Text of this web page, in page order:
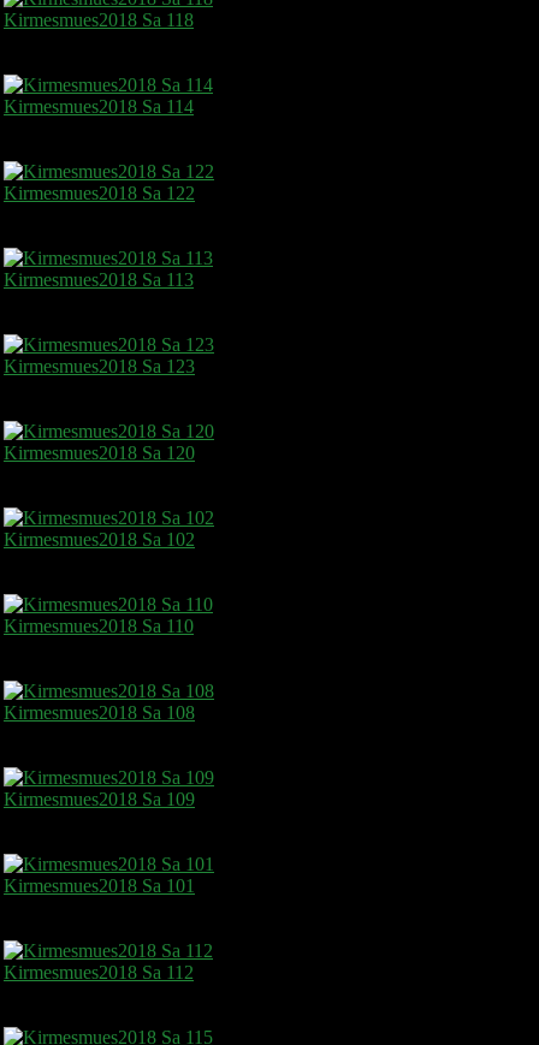
Kirmesmues2018 Sa 118
Kirmesmues2018 Sa 114
Kirmesmues2018 Sa 122
Kirmesmues2018 Sa 113
Kirmesmues2018 Sa 123
Kirmesmues2018 Sa 120
Kirmesmues2018 Sa 102
Kirmesmues2018 Sa 110
Kirmesmues2018 Sa 108
Kirmesmues2018 Sa 109
Kirmesmues2018 Sa 101
Kirmesmues2018 Sa 112